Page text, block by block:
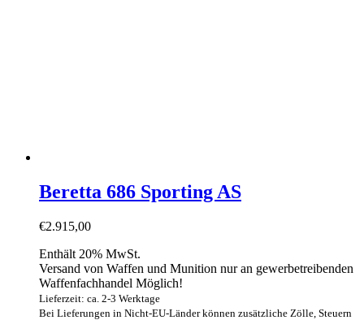
Beretta 686 Sporting AS
€2.915,00
Enthält 20% MwSt.
Versand von Waffen und Munition nur an gewerbetreibenden
Waffenfachhandel Möglich!
Lieferzeit: ca. 2-3 Werktage
Bei Lieferungen in Nicht-EU-Länder können zusätzliche Zölle, Steuern